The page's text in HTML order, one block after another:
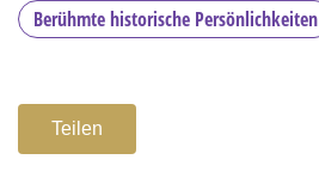
Berühmte historische Persönlichkeiten
Teilen